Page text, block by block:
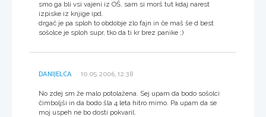
smo ga bli vsi vajeni iz OŠ, sam si morš tut kdaj narest
izpiske iz knjige ipd.
drgač je pa sploh to obdobje zlo fajn in če maš še d best
sošolce je sploh supr, tko da ti kr brez panike ;)
DANIJELCA 10.05.2006, 12:38
No zdej sm že malo potolažena. Sej upam da bodo sošolci
čimboljši in da bodo šla 4 leta hitro mimo. Pa upam da se
moj uspeh ne bo dosti pokvaril.